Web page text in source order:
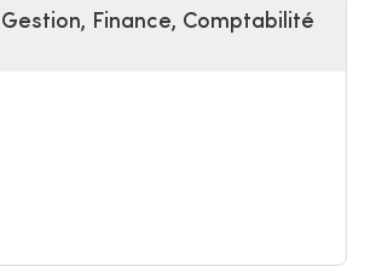
Gestion, Finance, Comptabilité